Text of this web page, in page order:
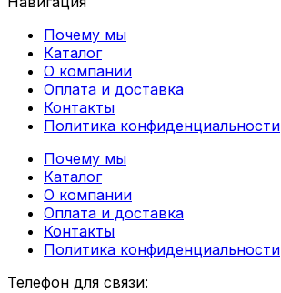
Почему мы
Каталог
О компании
Оплата и доставка
Контакты
Политика конфиденциальности
Почему мы
Каталог
О компании
Оплата и доставка
Контакты
Политика конфиденциальности
Телефон для связи: